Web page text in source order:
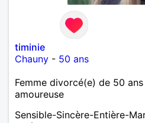
timinie
Chauny - 50 ans
Femme divorcé(e) de 50
amoureuse
Sensible-Sincère-Entière-